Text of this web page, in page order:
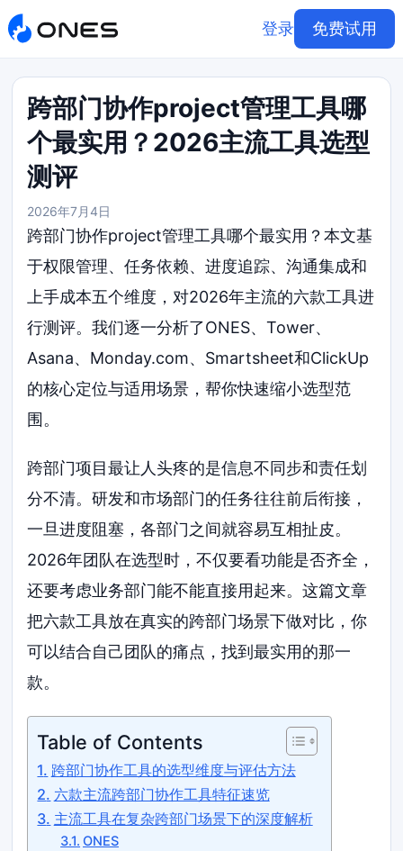
登录 免费试用
跨部门协作project管理工具哪
个最实用？2026主流工具选型
测评
2026年7月4日
跨部门协作project管理工具哪个最实用？本文基
于权限管理、任务依赖、进度追踪、沟通集成和
上手成本五个维度，对2026年主流的六款工具进
行测评。我们逐一分析了ONES、Tower、
Asana、Monday.com、Smartsheet和ClickUp
的核心定位与适用场景，帮你快速缩小选型范
围。
跨部门项目最让人头疼的是信息不同步和责任划
分不清。研发和市场部门的任务往往前后衔接，
一旦进度阻塞，各部门之间就容易互相扯皮。
2026年团队在选型时，不仅要看功能是否齐全，
还要考虑业务部门能不能直接用起来。这篇文章
把六款工具放在真实的跨部门场景下做对比，你
可以结合自己团队的痛点，找到最实用的那一
款。
Table of Contents
跨部门协作工具的选型维度与评估方法
六款主流跨部门协作工具特征速览
主流工具在复杂跨部门场景下的深度解析
ONES